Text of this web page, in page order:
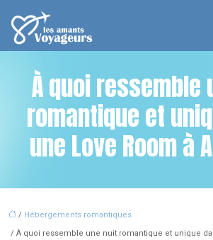
À quoi ressemble
romantique et
une Love Room à
/ Hébergements romantiques
/ À quoi ressemble une nuit romantique et unique